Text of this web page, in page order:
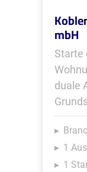
mbH
Starte
duale
1
1